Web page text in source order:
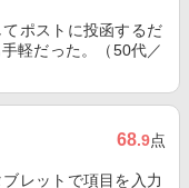
ポストに投函するだ
軽だった。（50代／
68.9点
レットで項目を入力